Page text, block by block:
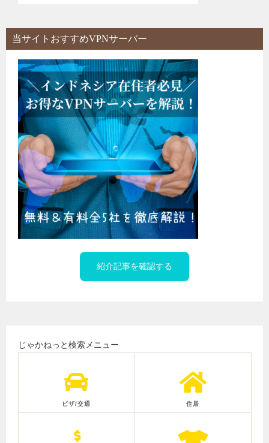
当サイトおすすめVPNサーバー
紹介記事を確認する
じゃかねっと検索メニュー
ビザ/交通 住居